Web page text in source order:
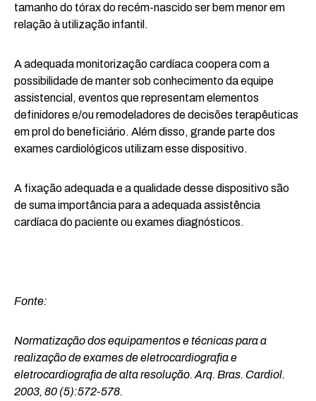
tamanho do tórax do recém-nascido ser bem menor em
relação à utilização infantil.
A adequada monitorização cardíaca coopera com a
possibilidade de manter sob conhecimento da equipe
assistencial, eventos que representam elementos
definidores e/ou remodeladores de decisões terapêuticas
em prol do beneficiário. Além disso, grande parte dos
exames cardiológicos utilizam esse dispositivo.
A fixação adequada e a qualidade desse dispositivo são
de suma importância para a adequada assistência
cardíaca do paciente ou exames diagnósticos.
Fonte:
Normatização dos equipamentos e técnicas para a
realização de exames de eletrocardiografia e
eletrocardiografia de alta resolução. Arq. Bras. Cardiol.
2003, 80 (5):572-578.